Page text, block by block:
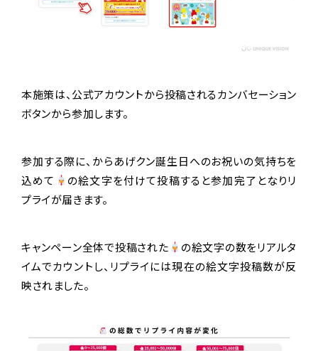
本施策は、公式アカウントから投稿されるカンバセーション
ボタンから参加します。
参加する際に、からあげクン誕生日へのお祝いの気持ちを
込めて
の絵文字を付けて投稿すると参加完了となりリ
プライが届きます。
キャンペーン全体で投稿された
の絵文字の数をリアルタ
イムでカウントし、リプライには現在の絵文字投稿数が反
映されました。